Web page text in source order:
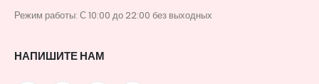
Режим работы: С 10:00 до 22:00 без выходных
НАПИШИТЕ НАМ